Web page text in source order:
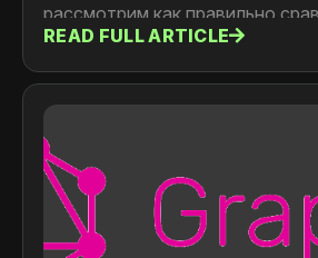
рассмотрим как правильно
ссылочные (reference) и
в .NET.
READ FULL ARTICLE